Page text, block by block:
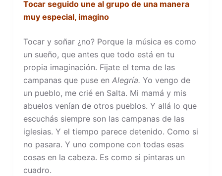
Tocar seguido une al grupo de una manera
muy especial, imagino
Tocar y soñar ¿no? Porque la música es como
un sueño, que antes que todo está en tu
propia imaginación. Fijate el tema de las
campanas que puse en Alegría. Yo vengo de
un pueblo, me crié en Salta. Mi mamá y mis
abuelos venían de otros pueblos. Y allá lo que
escuchás siempre son las campanas de las
iglesias. Y el tiempo parece detenido. Como si
no pasara. Y uno compone con todas esas
cosas en la cabeza. Es como si pintaras un
cuadro.